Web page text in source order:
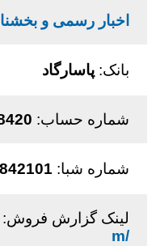
اخبار رسمی و
بانک: پاسارگاد
شماره حساب:
شماره شبا:
لینک گزارش فروش:
m/